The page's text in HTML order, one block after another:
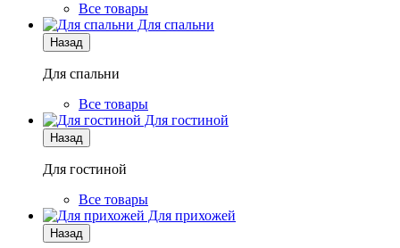
Все товары
Для спальни
Назад
Для спальни
Все товары
Для гостиной
Назад
Для гостиной
Все товары
Для прихожей
Назад